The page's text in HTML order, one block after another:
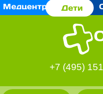
Медцентр Дети
+7 (495)